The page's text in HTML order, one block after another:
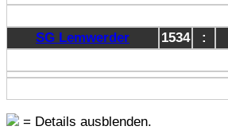
SG Lemwerder 1534 :
= Details ausblenden.